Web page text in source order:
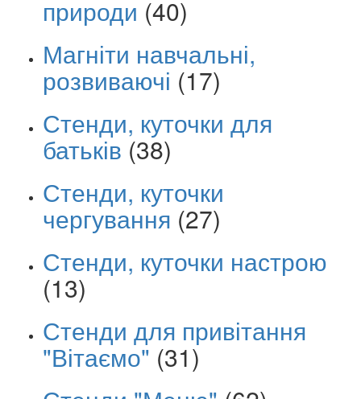
природи (40)
Магніти навчальні,
розвиваючі (17)
Стенди, куточки для
батьків (38)
Стенди, куточки
чергування (27)
Стенди, куточки настрою
(13)
Стенди для привітання
"Вітаємо" (31)